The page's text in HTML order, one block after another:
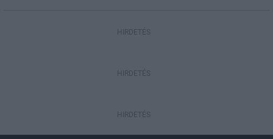
HIRDETÉS
HIRDETÉS
HIRDETÉS